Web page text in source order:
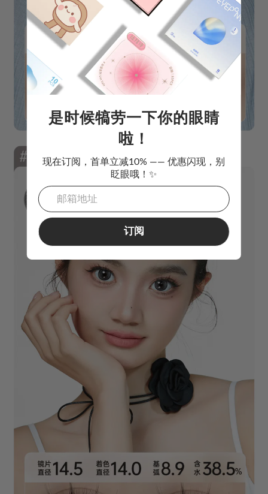
是时候犒劳一下你的眼睛
啦！
现在订阅，首单立减10% —— 优惠闪现，别
眨眼哦！✨
订阅